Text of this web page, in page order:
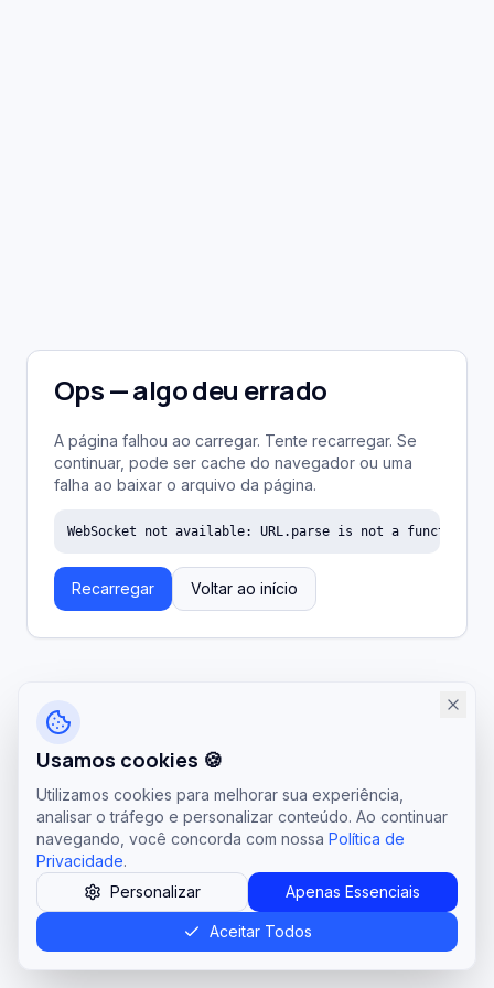
Ops — algo deu errado
A página falhou ao carregar. Tente recarregar. Se
continuar, pode ser cache do navegador ou uma
falha ao baixar o arquivo da página.
WebSocket not available: URL.parse is not a function
Recarregar Voltar ao início
Usamos cookies 🍪
Utilizamos cookies para melhorar sua experiência,
analisar o tráfego e personalizar conteúdo. Ao continuar
navegando, você concorda com nossa Política de
Privacidade.
Personalizar
Apenas Essenciais
Aceitar Todos